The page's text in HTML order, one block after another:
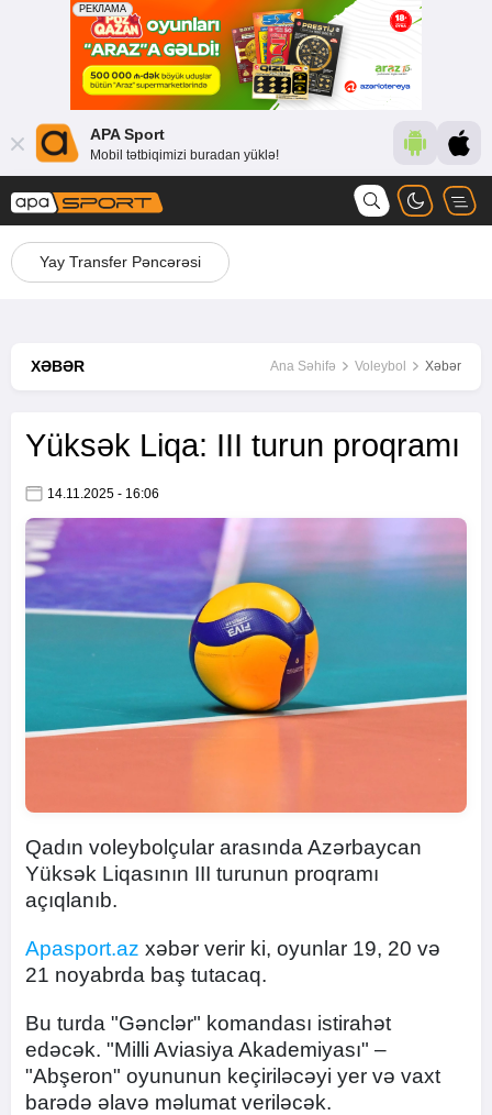
APA Sport
Mobil tətbiqimizi buradan yüklə!
Yay Transfer Pəncərəsi
XƏBƏR Ana Səhifə Voleybol Xəbər
Yüksək Liqa: III turun proqramı
14.11.2025 - 16:06
Qadın voleybolçular arasında Azərbaycan
Yüksək Liqasının III turunun proqramı
açıqlanıb.
Apasport.az xəbər verir ki, oyunlar 19, 20 və
21 noyabrda baş tutacaq.
Bu turda "Gənclər" komandası istirahət
edəcək. "Milli Aviasiya Akademiyası" –
"Abşeron" oyununun keçiriləcəyi yer və vaxt
barədə əlavə məlumat veriləcək.